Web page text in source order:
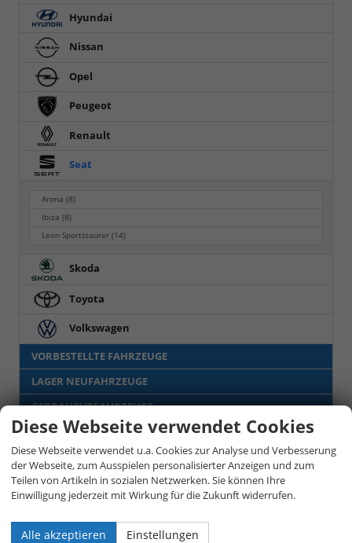
Hyundai
Nissan
Opel
Peugeot
Renault
Seat
Arona(8)
Ibiza(8)
Leon Sportstourer(14)
Skoda
Toyota
Volkswagen
VORBESTELLTE FAHRZEUGE
LAGER NEUFAHRZEUGE
GEBRAUCHTFAHRZEUGE
LEASING-AKTIONSFAHRZEUGE
Anmelden
Diese Webseite verwendet Cookies
Diese Webseite verwendet u.a. Cookies zur Analyse und Verbesserung
der Webseite, zum Ausspielen personalisierter Anzeigen und zum
Teilen von Artikeln in sozialen Netzwerken. Sie können Ihre
Einwilligung jederzeit mit Wirkung für die Zukunft widerrufen.
Alle akzeptieren Einstellungen